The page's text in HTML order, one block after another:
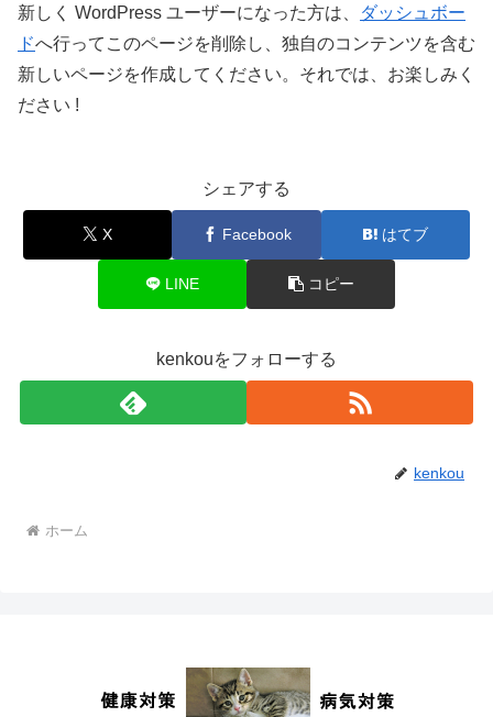
新しく WordPress ユーザーになった方は、
ダッシュボー
ドへ行ってこのページを削除し、独自のコンテンツを含む
新しいページを作成してください。それでは、お楽しみく
ださい !
シェアする
X Facebook はてブ
LINE コピー
kenkouをフォローする
kenkou
ホーム